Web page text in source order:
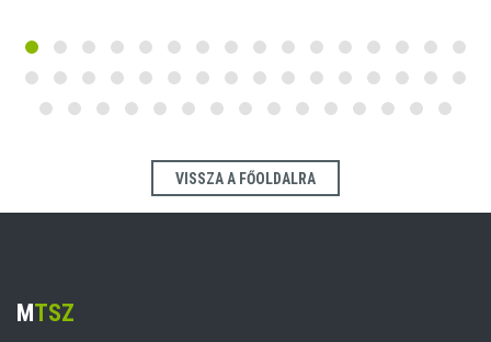
VISSZA A FŐOLDALRA
MTSZ